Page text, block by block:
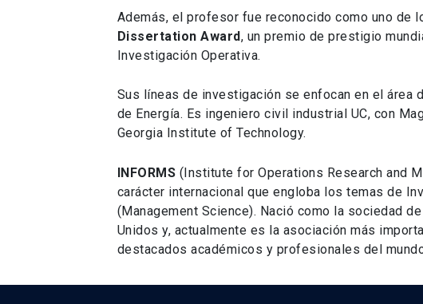
Además, el profesor fue reconocido como uno de
Dissertation Award, un premio de prestigio
Investigación Operativa.
Sus líneas de investigación se enfocan en el área
de Energía. Es ingeniero civil industrial UC, con
Georgia Institute of Technology.
INFORMS (Institute for Operations Research and
carácter internacional que engloba los temas de
(Management Science). Nació como la sociedad
Unidos y, actualmente es la asociación más
destacados académicos y profesionales del